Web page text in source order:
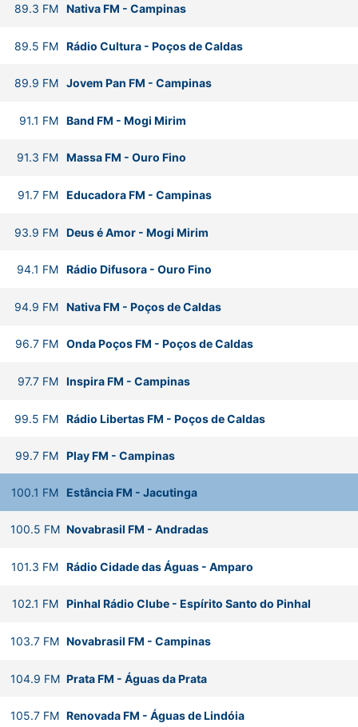
89.3 FM Nativa FM - Campinas
89.5 FM Rádio Cultura- Poços de Caldas
89.9 FM Jovem Pan FM - Campinas
91.1 FM Band FM - Mogi Mirim
91.3 FM Massa FM - Ouro Fino
91.7 FM Educadora FM - Campinas
93.9 FM Deus é Amor- Mogi Mirim
94.1 FM Rádio Difusora- Ouro Fino
94.9 FM Nativa FM - Poços de Caldas
96.7 FM Onda Poços FM - Poços de Caldas
97.7 FM Inspira FM - Campinas
99.5 FM Rádio Libertas FM - Poços de Caldas
99.7 FM Play FM - Campinas
100.1 FM Estância FM - Jacutinga
100.5 FM Novabrasil FM - Andradas
101.3 FM Rádio Cidade das Águas- Amparo
102.1 FM Pinhal Rádio Clube- Espírito Santo do Pinhal
103.7 FM Novabrasil FM - Campinas
104.9 FM Prata FM - Águas da Prata
105.7 FM Renovada FM - Águas de Lindóia